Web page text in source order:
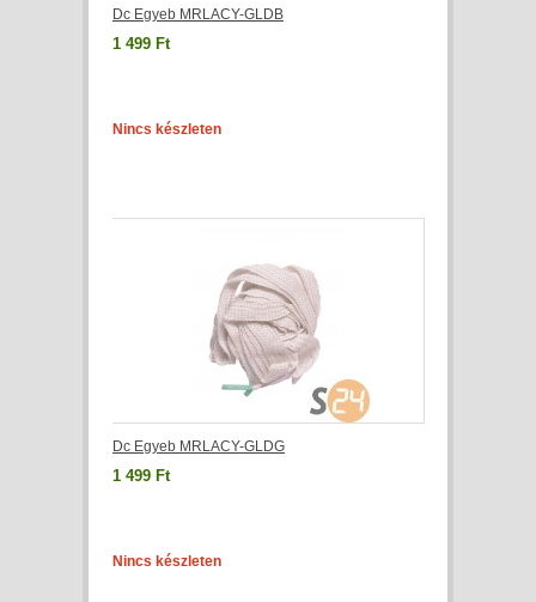
Dc Egyeb MRLACY-GLDB
1 499 Ft
Nincs készleten
Dc Egyeb MRLACY-GLDG
1 499 Ft
Nincs készleten